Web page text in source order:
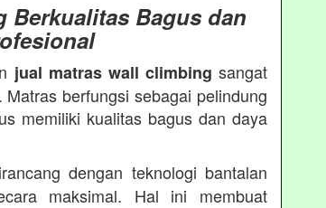
Berkualitas Bagus dan
jual matras wall climbing sangat
berfungsi sebagai pelindung
memiliki kualitas bagus dan daya
dengan teknologi bantalan
maksimal. Hal ini membuat